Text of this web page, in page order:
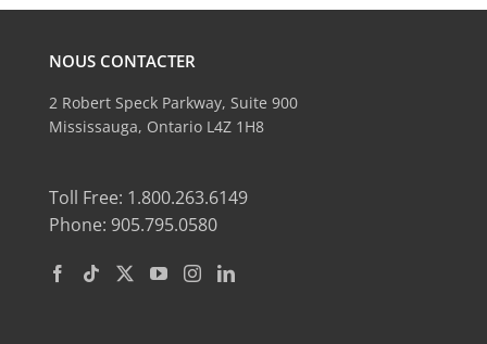
NOUS CONTACTER
2 Robert Speck Parkway, Suite 900
Mississauga, Ontario L4Z 1H8
Toll Free: 1.800.263.6149
Phone: 905.795.0580